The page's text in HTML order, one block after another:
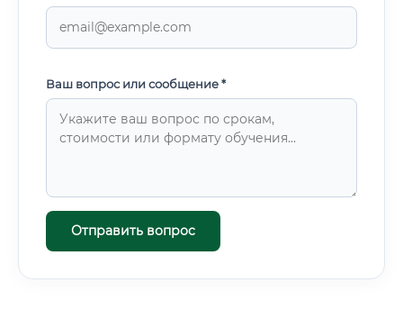
Ваш вопрос или сообщение *
Отправить вопрос